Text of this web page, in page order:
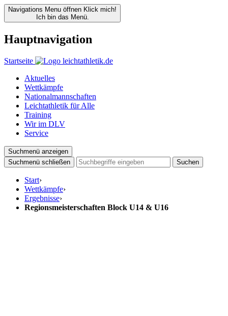
Navigations Menu öffnen Klick mich!
Ich bin das Menü.
Hauptnavigation
Startseite
Aktuelles
Wettkämpfe
Nationalmannschaften
Leichtathletik für Alle
Training
Wir im DLV
Service
Suchmenü anzeigen
Suchmenü schließen
Suchen
Start›
Wettkämpfe›
Ergebnisse›
Regionsmeisterschaften Block U14 & U16